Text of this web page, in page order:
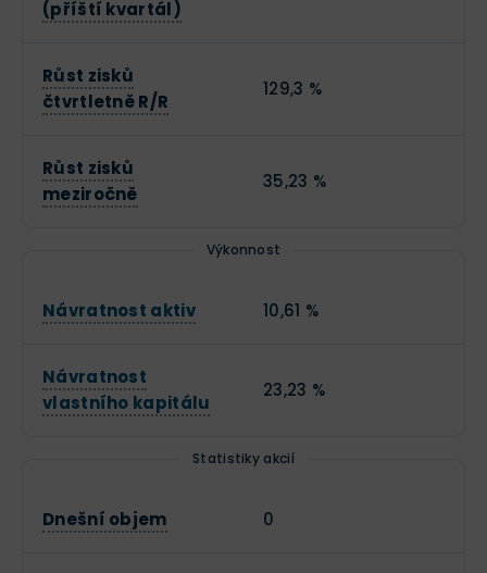
(příští kvartál)
Růst zisků
čtvrtletně R/R
129,3 %
Růst zisků
meziročně
35,23 %
Výkonnost
Návratnost aktiv 10,61 %
Návratnost
vlastního kapitálu
23,23 %
Statistiky akcií
Dnešní objem 0